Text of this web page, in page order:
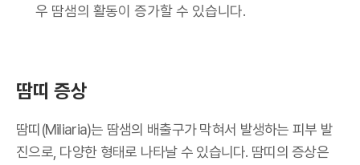
우 땀샘의 활동이 증가할 수 있습니다.
땀띠 증상
땀띠(Miliaria)는 땀샘의 배출구가 막혀서 발생하는 피부 발
진으로, 다양한 형태로 나타날 수 있습니다. 땀띠의 증상은